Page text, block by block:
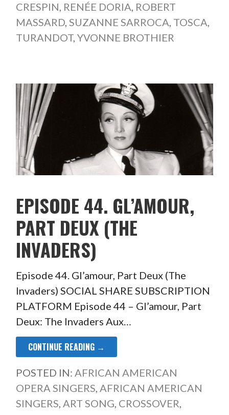
CRESPIN, RENÉE DORIA, ROBERT
MASSARD, SUZANNE SARROCA, TOSCA,
TURANDOT, YVONNE BROTHIER
EPISODE 44. GL’AMOUR,
PART DEUX (THE
INVADERS)
Episode 44. Gl’amour, Part Deux (The
Invaders) SOCIAL SHARE SUBSCRIPTION
PLATFORM Episode 44 – Gl’amour, Part
Deux: The Invaders Aux…
CONTINUE READING →
POSTED IN: AFRICAN AMERICAN
OPERA SINGERS, AFRICAN AMERICAN
SINGERS, ART SONG, CROSSOVER,